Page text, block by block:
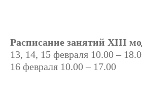
Расписание занятий XIII
13, 14, 15 февраля 10.00 –
16 февраля 10.00 – 17.00